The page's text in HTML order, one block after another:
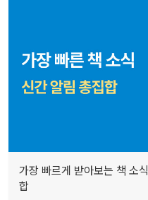
가장 빠르게 받아보는 책 소
합